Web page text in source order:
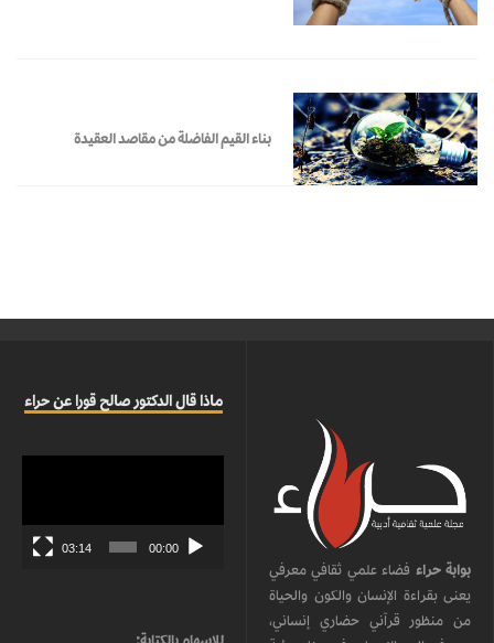
بناء القيم الفاضلة من مقاصد العقيدة
بوابة حراء فضاء علمي ثقافي معرفي
يعنى بقراءة الإنسان والكون والحياة
من منظور قرآني حضاري إنساني،
ماذا قال الدكتور صالح قورا عن حراء
00:00
03:14